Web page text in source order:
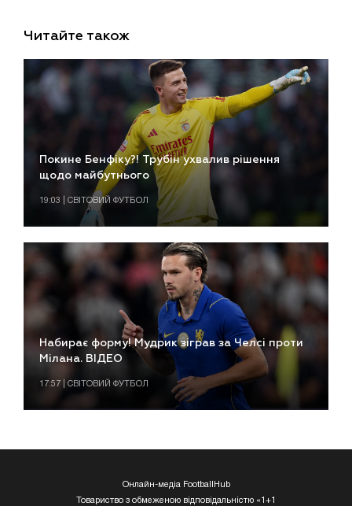
Читайте також
Покине Бенфіку?! Трубін ухвалив рішення
щодо майбутнього
19:03 | СВІТОВИЙ ФУТБОЛ
Набирає форму! Мудрик зіграв за Челсі проти
Мілана. ВІДЕО
17:57 | СВІТОВИЙ ФУТБОЛ
Онлайн-медіа FootballHub
Товариство з обмеженою відповідальністю «1+1